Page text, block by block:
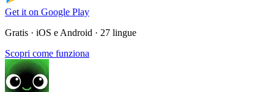
Get it on Google Play
Gratis · iOS e Android · 27 lingue
Scopri come funziona